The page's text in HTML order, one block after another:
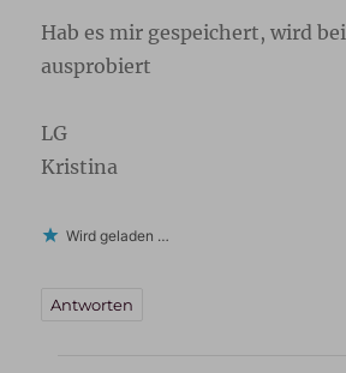
Hab es mir gespeichert, wird
ausprobiert
LG
Kristina
Wird geladen …
Antworten